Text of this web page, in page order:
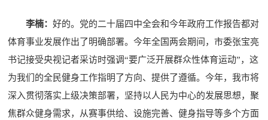
李楠：好的。党的二十届四中全会和今年政府工作报告都对
体育事业发展作出了明确部署。今年全国两会期间，市委张宝亮
书记接受央视记者采访时强调“要广泛开展群众性体育运动”，这
为我们的全民健身工作指明了方向、提供了遵循。今年，我市将
深入贯彻落实上级决策部署，坚持以人民为中心的发展思想，聚
焦群众健身需求，从赛事供给、设施完善、健身指导等多个方面